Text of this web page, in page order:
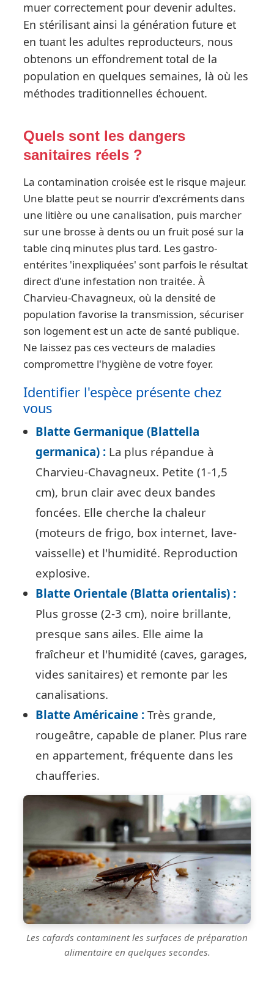
muer correctement pour devenir adultes.
En stérilisant ainsi la génération future et
en tuant les adultes reproducteurs, nous
obtenons un effondrement total de la
population en quelques semaines, là où les
méthodes traditionnelles échouent.
Quels sont les dangers
sanitaires réels ?
La contamination croisée est le risque majeur.
Une blatte peut se nourrir d'excréments dans
une litière ou une canalisation, puis marcher
sur une brosse à dents ou un fruit posé sur la
table cinq minutes plus tard. Les gastro-
entérites 'inexpliquées' sont parfois le résultat
direct d'une infestation non traitée. À
Charvieu-Chavagneux, où la densité de
population favorise la transmission, sécuriser
son logement est un acte de santé publique.
Ne laissez pas ces vecteurs de maladies
compromettre l'hygiène de votre foyer.
Identifier l'espèce présente chez
vous
Blatte Germanique (Blattella
germanica) : La plus répandue à
Charvieu-Chavagneux. Petite (1-1,5
cm), brun clair avec deux bandes
foncées. Elle cherche la chaleur
(moteurs de frigo, box internet, lave-
vaisselle) et l'humidité. Reproduction
explosive.
Blatte Orientale (Blatta orientalis) :
Plus grosse (2-3 cm), noire brillante,
presque sans ailes. Elle aime la
fraîcheur et l'humidité (caves, garages,
vides sanitaires) et remonte par les
canalisations.
Blatte Américaine : Très grande,
rougeâtre, capable de planer. Plus rare
en appartement, fréquente dans les
chaufferies.
Les cafards contaminent les surfaces de préparation
alimentaire en quelques secondes.